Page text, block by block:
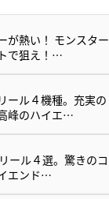
が熱い！ モンスター
で狙え！…
ール４機種。充実の
峰のハイエ…
ール４選。驚きのコ
エンド…